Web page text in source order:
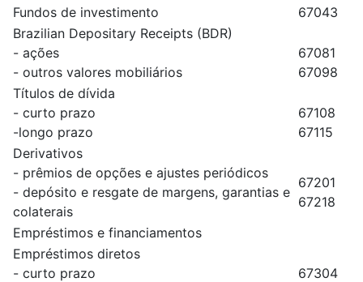
Fundos de investimento
67043
Brazilian Depositary Receipts (BDR)
- ações
- outros valores mobiliários
67081
67098
Títulos de dívida
- curto prazo
-longo prazo
67108
67115
Derivativos
- prêmios de opções e ajustes periódicos
- depósito e resgate de margens, garantias e
colaterais
67201
67218
Empréstimos e financiamentos
Empréstimos diretos
- curto prazo
67304